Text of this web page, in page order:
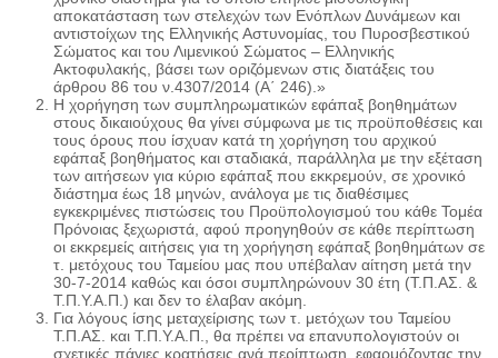
αποκατάσταση των στελεχών των Ενόπλων Δυνάμεων και
αντιστοίχων της Ελληνικής Αστυνομίας, του Πυροσβεστικού
Σώματος και του Λιμενικού Σώματος – Ελληνικής
Ακτοφυλακής, βάσει των οριζόμενων στις διατάξεις του
άρθρου 86 του ν.4307/2014 (Α΄ 246).»
Η χορήγηση των συμπληρωματικών εφάπαξ βοηθημάτων
στους δικαιούχους θα γίνει σύμφωνα με τις προϋποθέσεις και
τους όρους που ίσχυαν κατά τη χορήγηση του αρχικού
εφάπαξ βοηθήματος και σταδιακά, παράλληλα με την εξέταση
των αιτήσεων για κύριο εφάπαξ που εκκρεμούν, σε χρονικό
διάστημα έως 18 μηνών, ανάλογα με τις διαθέσιμες
εγκεκριμένες πιστώσεις του Προϋπολογισμού του κάθε Τομέα
Πρόνοιας ξεχωριστά, αφού προηγηθούν σε κάθε περίπτωση
οι εκκρεμείς αιτήσεις για τη χορήγηση εφάπαξ βοηθημάτων σε
τ. μετόχους του Ταμείου μας που υπέβαλαν αίτηση μετά την
30-7-2014 καθώς και όσοι συμπληρώνουν 30 έτη (Τ.Π.ΑΣ. &
Τ.Π.Υ.Α.Π.) και δεν το έλαβαν ακόμη.
Για λόγους ίσης μεταχείρισης των τ. μετόχων του Ταμείου
Τ.Π.ΑΣ. και Τ.Π.Υ.Α.Π., θα πρέπει να επανυπολογιστούν οι
σχετικές πάγιες κρατήσεις ανά περίπτωση, εφαρμόζοντας την